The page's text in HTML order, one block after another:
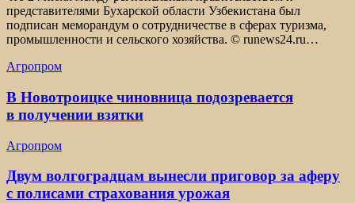
представителями Бухарской области Узбекистана был
подписан меморандум о сотрудничестве в сферах туризма,
промышленности и сельского хозяйства. © runews24.ru…
Агропром
В Новотроицке чиновница подозревается
в получении взятки
Агропром
Двум волгоградцам вынесли приговор за аферу
с полисами страхования урожая